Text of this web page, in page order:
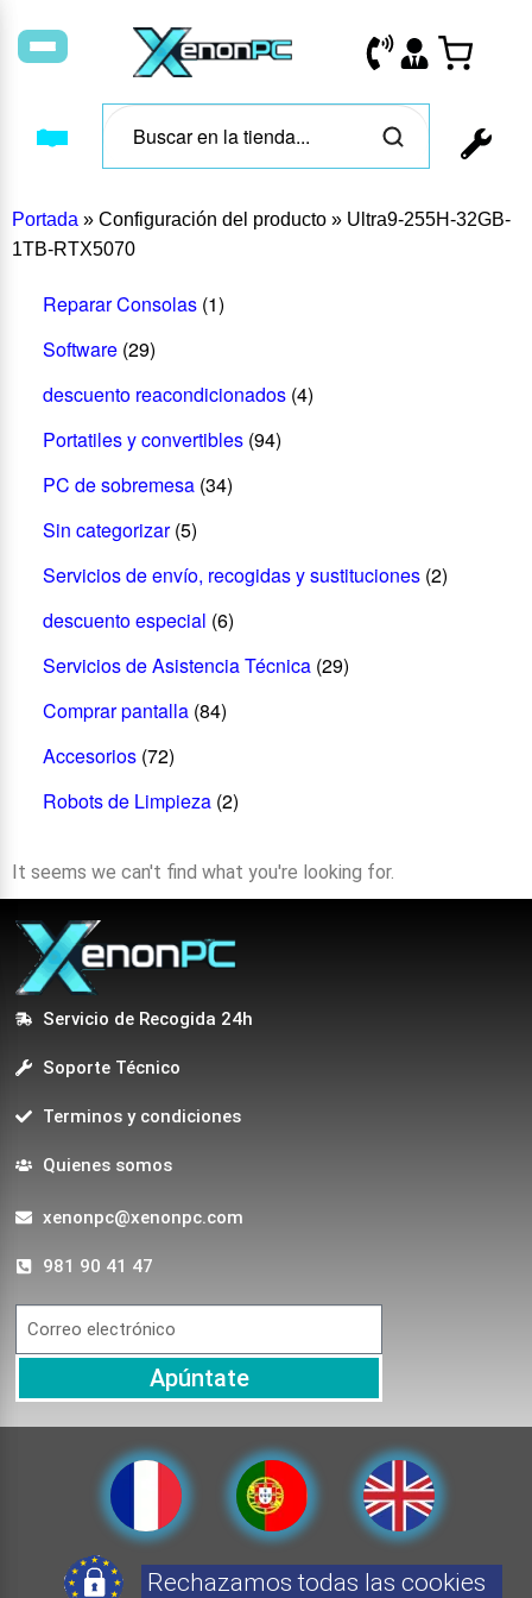
Portada » Configuración del producto » Ultra9-255H-32GB-
1TB-RTX5070
Reparar Consolas (1)
Software (29)
descuento reacondicionados (4)
Portatiles y convertibles (94)
PC de sobremesa (34)
Sin categorizar (5)
Servicios de envío, recogidas y sustituciones (2)
descuento especial (6)
Servicios de Asistencia Técnica (29)
Comprar pantalla (84)
Accesorios (72)
Robots de Limpieza (2)
It seems we can't find what you're looking for.
Servicio de Recogida 24h
Soporte Técnico
Terminos y condiciones
Quienes somos
xenonpc@xenonpc.com
981 90 41 47
Apúntate
Rechazamos todas las cookies